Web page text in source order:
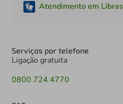
Atendimento em Libras
Serviços por telefone
Ligação gratuita
0800 724 4770